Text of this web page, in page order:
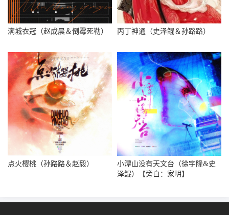
满城衣冠（赵成晨＆倒霉死勒） 丙丁神通（史泽鲲＆孙路路）
点火樱桃（孙路路＆赵毅）
小潭山没有天文台（徐宇隆&史
泽鲲）【旁白：家明】